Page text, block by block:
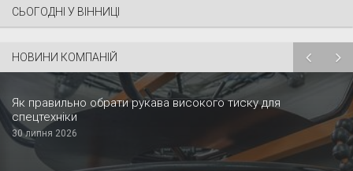
СЬОГОДНІ У ВІННИЦІ
НОВИНИ КОМПАНІЙ
Як правильно обрати рукава високого тиску для
спецтехніки
30 липня 2026